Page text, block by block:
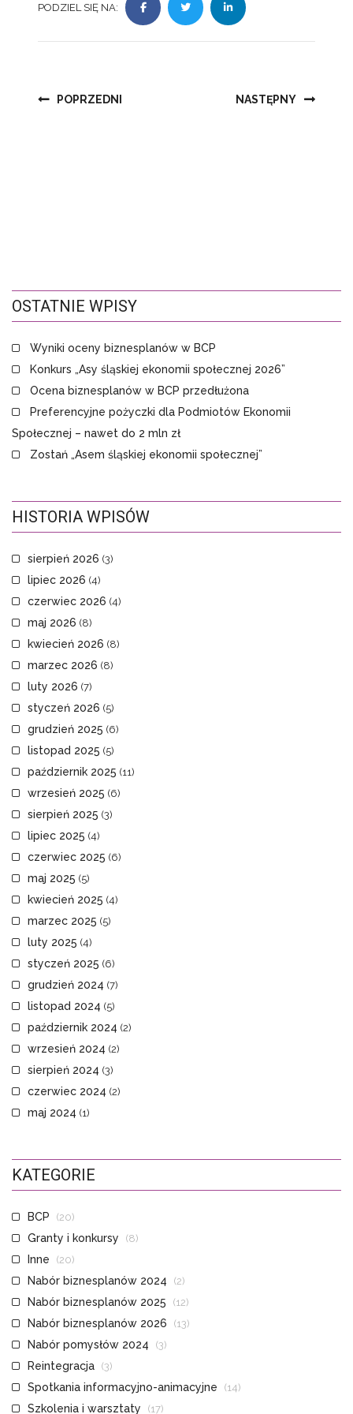
PODZIEL SIĘ NA:
Nawigacja
POPRZEDNI NASTĘPNY
OSTATNIE WPISY
Wyniki oceny biznesplanów w BCP
Konkurs „Asy śląskiej ekonomii społecznej 2026”
Ocena biznesplanów w BCP przedłużona
Preferencyjne pożyczki dla Podmiotów Ekonomii
Społecznej – nawet do 2 mln zł
Zostań „Asem śląskiej ekonomii społecznej”
HISTORIA WPISÓW
sierpień 2026 (3)
lipiec 2026 (4)
czerwiec 2026 (4)
maj 2026 (8)
kwiecień 2026 (8)
marzec 2026 (8)
luty 2026 (7)
styczeń 2026 (5)
grudzień 2025 (6)
listopad 2025 (5)
październik 2025 (11)
wrzesień 2025 (6)
sierpień 2025 (3)
lipiec 2025 (4)
czerwiec 2025 (6)
maj 2025 (5)
kwiecień 2025 (4)
marzec 2025 (5)
luty 2025 (4)
styczeń 2025 (6)
grudzień 2024 (7)
listopad 2024 (5)
październik 2024 (2)
wrzesień 2024 (2)
sierpień 2024 (3)
czerwiec 2024 (2)
maj 2024 (1)
KATEGORIE
BCP (20)
Granty i konkursy (8)
Inne (20)
Nabór biznesplanów 2024 (2)
Nabór biznesplanów 2025 (12)
Nabór biznesplanów 2026 (13)
Nabór pomysłów 2024 (3)
Reintegracja (3)
Spotkania informacyjno-animacyjne (14)
Szkolenia i warsztaty (17)